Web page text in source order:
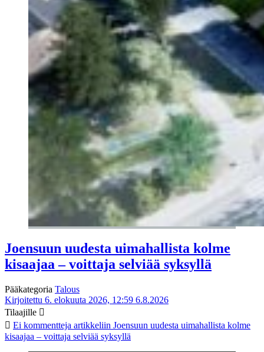
Joensuun uudesta uimahallista kolme
kisaajaa – voittaja selviää syksyllä
Pääkategoria Talous
Kirjoitettu 6. elokuuta 2026, 12:59 6.8.2026
Tilaajille
Ei kommentteja artikkeliin Joensuun uudesta uimahallista kolme
kisaajaa – voittaja selviää syksyllä